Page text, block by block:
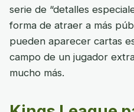
serie de “detalles
forma de atraer a más
pueden aparecer cartas
campo de un jugador
mucho más.